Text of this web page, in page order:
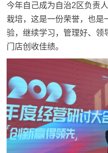
今年自己成为自治2区负责
栽培，这是一份荣誉，也是
验，继续学习，管理好、领
门店创收佳绩。